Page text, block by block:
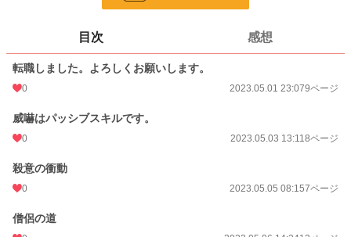
初回公開日時 2023.05.01 23:07
週間ポイント
年間ポイント
累計ポイント
目次 感想
転職しました。よろしくお願いします。
0 2023.05.01 23:079ページ
威嚇はパッシブスキルです。
0 2023.05.03 13:118ページ
殺意の衝動
0 2023.05.05 08:157ページ
僧侶の道